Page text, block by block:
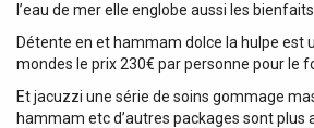
l’eau de mer elle englobe aussi les bienfaits
Détente en et hammam dolce la hulpe est
mondes le prix 230€ par personne pour le
Et jacuzzi une série de soins gommage
hammam etc d’autres packages sont plus